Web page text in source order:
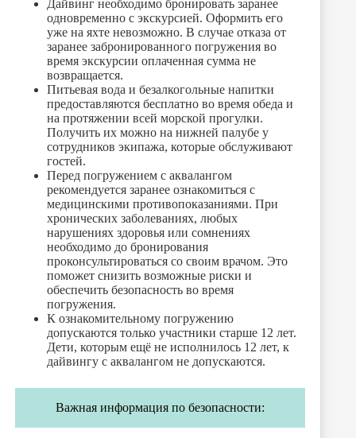
Дайвинг необходимо бронировать заранее
одновременно с экскурсией. Оформить его
уже на яхте невозможно. В случае отказа от
заранее забронированного погружения во
время экскурсии оплаченная сумма не
возвращается.
Питьевая вода и безалкогольные напитки
предоставляются бесплатно во время обеда и
на протяжении всей морской прогулки.
Получить их можно на нижней палубе у
сотрудников экипажа, которые обслуживают
гостей.
Перед погружением с аквалангом
рекомендуется заранее ознакомиться с
медицинскими противопоказаниями. При
хронических заболеваниях, любых
нарушениях здоровья или сомнениях
необходимо до бронирования
проконсультироваться со своим врачом. Это
поможет снизить возможные риски и
обеспечить безопасность во время
погружения.
К ознакомительному погружению
допускаются только участники старше 12 лет.
Дети, которым ещё не исполнилось 12 лет, к
дайвингу с аквалангом не допускаются.
Важная информация по безопасности: